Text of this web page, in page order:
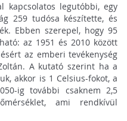
kapcsolatos legutóbbi, egy
259 tudósa készítette, és
Ebben szerepel, hogy 95
az 1951 és 2010 között
az emberi tevékenység
A kutató szerint ha a
akkor is 1 Celsius-fokot, a
ig további csaknem 2,5
ami rendkívül